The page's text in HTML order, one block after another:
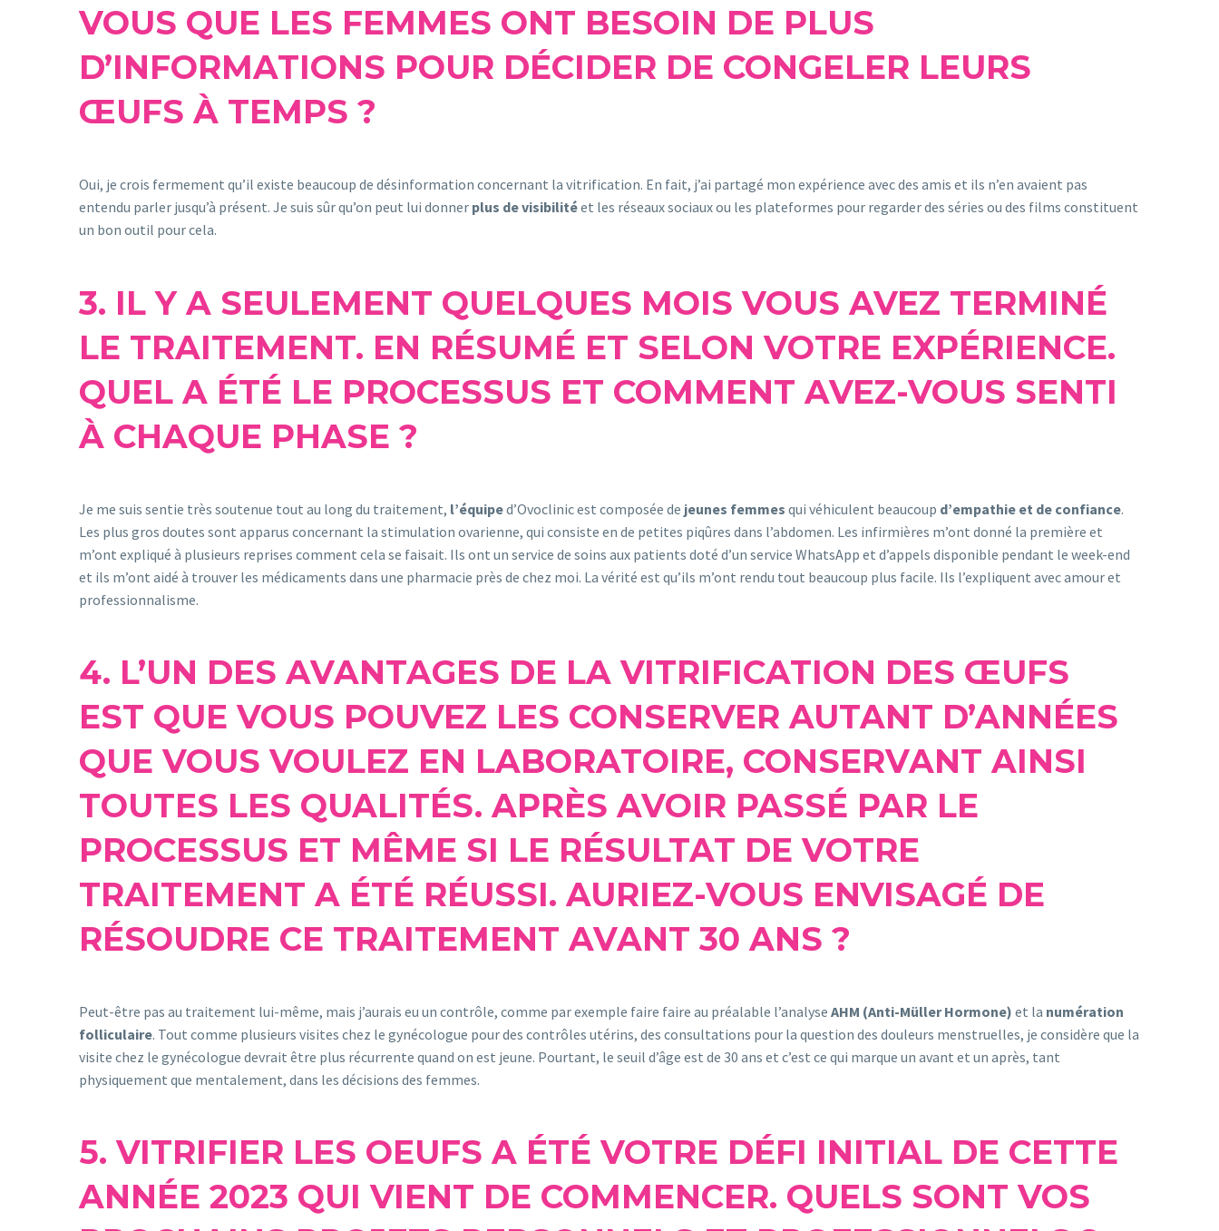
VOUS QUE LES FEMMES ONT BESOIN DE PLUS
D’INFORMATIONS POUR DÉCIDER DE CONGELER LEURS
ŒUFS À TEMPS ?
Oui, je crois fermement qu’il existe beaucoup de désinformation concernant la vitrification. En fait, j’ai partagé mon expérience avec des amis et ils n’en avaient pas
entendu parler jusqu’à présent. Je suis sûr qu’on peut lui donner plus de visibilitéet les réseaux sociaux ou les plateformes pour regarder des séries ou des films constituent
un bon outil pour cela.
3. IL Y A SEULEMENT QUELQUES MOIS VOUS AVEZ TERMINÉ
LE TRAITEMENT. EN RÉSUMÉ ET SELON VOTRE EXPÉRIENCE.
QUEL A ÉTÉ LE PROCESSUS ET COMMENT AVEZ-VOUS SENTI
À CHAQUE PHASE ?
Je me suis sentie très soutenue tout au long du traitement, l’équiped’Ovoclinic est composée de jeunes femmes qui véhiculent beaucoup d’empathie et de confiance.
Les plus gros doutes sont apparus concernant la stimulation ovarienne, qui consiste en de petites piqûres dans l’abdomen. Les infirmières m’ont donné la première et
m’ont expliqué à plusieurs reprises comment cela se faisait. Ils ont un service de soins aux patients doté d’un service WhatsApp et d’appels disponible pendant le week-end
et ils m’ont aidé à trouver les médicaments dans une pharmacie près de chez moi. La vérité est qu’ils m’ont rendu tout beaucoup plus facile. Ils l’expliquent avec amour et
professionnalisme.
4. L’UN DES AVANTAGES DE LA VITRIFICATION DES ŒUFS
EST QUE VOUS POUVEZ LES CONSERVER AUTANT D’ANNÉES
QUE VOUS VOULEZ EN LABORATOIRE, CONSERVANT AINSI
TOUTES LES QUALITÉS. APRÈS AVOIR PASSÉ PAR LE
PROCESSUS ET MÊME SI LE RÉSULTAT DE VOTRE
TRAITEMENT A ÉTÉ RÉUSSI. AURIEZ-VOUS ENVISAGÉ DE
RÉSOUDRE CE TRAITEMENT AVANT 30 ANS ?
Peut-être pas au traitement lui-même, mais j’aurais eu un contrôle, comme par exemple faire faire au préalable l’analyse AHM (Anti-Müller Hormone) et la numération
folliculaire. Tout comme plusieurs visites chez le gynécologue pour des contrôles utérins, des consultations pour la question des douleurs menstruelles, je considère que la
visite chez le gynécologue devrait être plus récurrente quand on est jeune. Pourtant, le seuil d’âge est de 30 ans et c’est ce qui marque un avant et un après, tant
physiquement que mentalement, dans les décisions des femmes.
5. VITRIFIER LES OEUFS A ÉTÉ VOTRE DÉFI INITIAL DE CETTE
ANNÉE 2023 QUI VIENT DE COMMENCER. QUELS SONT VOS